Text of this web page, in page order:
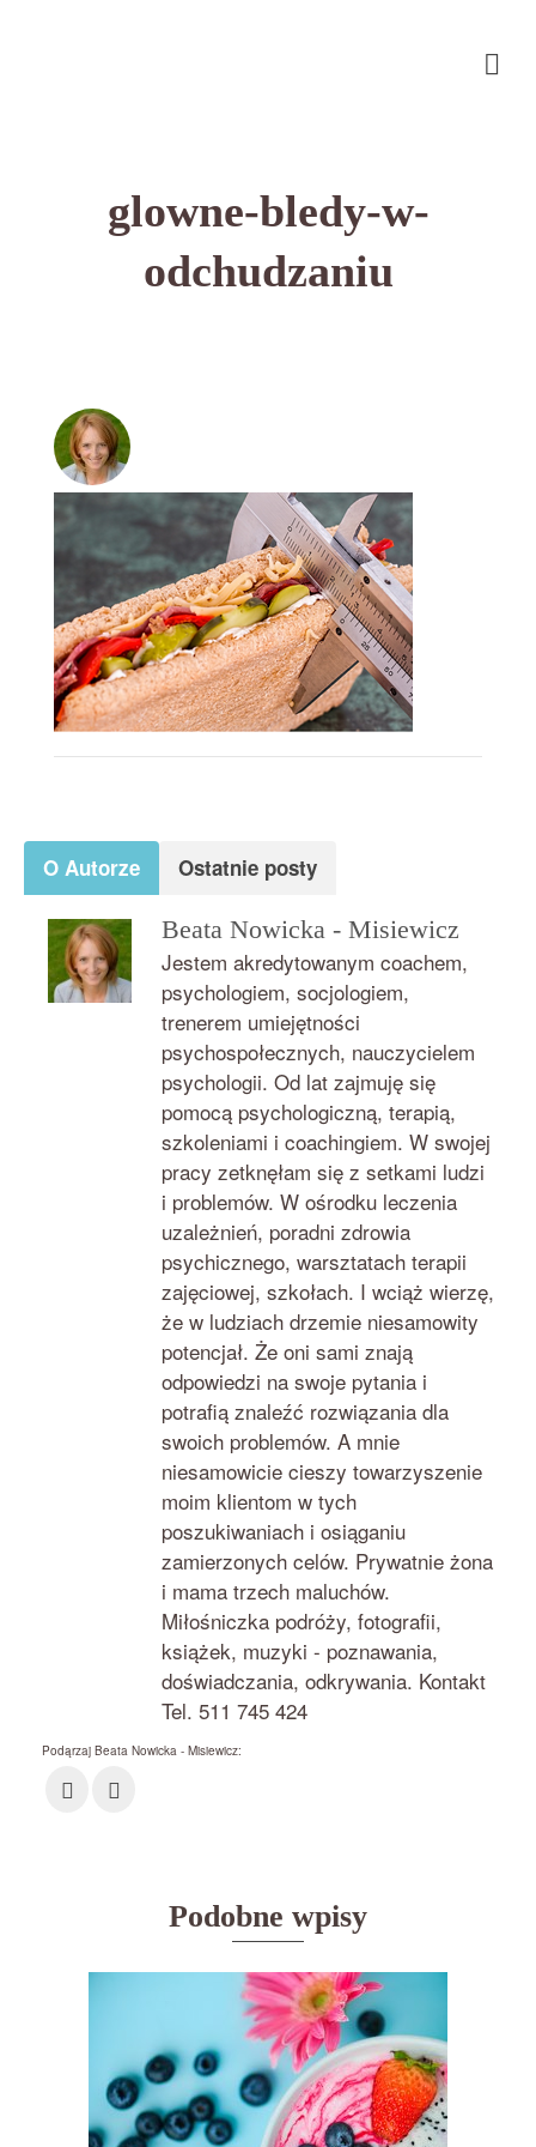
glowne-bledy-w-
odchudzaniu
O Autorze Ostatnie posty
Podąrzaj Beata Nowicka - Misiewicz:
Beata Nowicka - Misiewicz
Jestem akredytowanym coachem,
psychologiem, socjologiem,
trenerem umiejętności
psychospołecznych, nauczycielem
psychologii. Od lat zajmuję się
pomocą psychologiczną, terapią,
szkoleniami i coachingiem. W swojej
pracy zetknęłam się z setkami ludzi
i problemów. W ośrodku leczenia
uzależnień, poradni zdrowia
psychicznego, warsztatach terapii
zajęciowej, szkołach. I wciąż wierzę,
że w ludziach drzemie niesamowity
potencjał. Że oni sami znają
odpowiedzi na swoje pytania i
potrafią znaleźć rozwiązania dla
swoich problemów. A mnie
niesamowicie cieszy towarzyszenie
moim klientom w tych
poszukiwaniach i osiąganiu
zamierzonych celów. Prywatnie żona
i mama trzech maluchów.
Miłośniczka podróży, fotografii,
książek, muzyki - poznawania,
doświadczania, odkrywania. Kontakt
Tel. 511 745 424
Podobne wpisy